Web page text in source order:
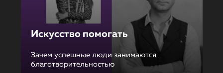
Искусство помогать
Зачем успешные люди занимаются
благотворительностью